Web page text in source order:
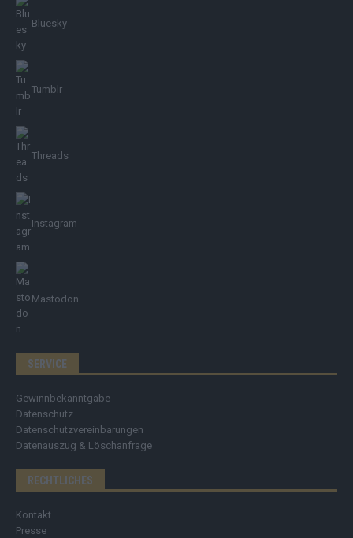
Bluesky
Tumblr
Threads
Instagram
Mastodon
SERVICE
Gewinnbekanntgabe
Datenschutz
Datenschutzvereinbarungen
Datenauszug & Löschanfrage
RECHTLICHES
Kontakt
Presse